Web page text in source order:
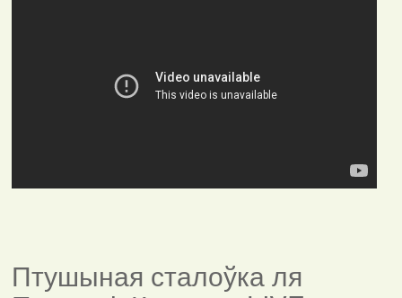
Птушыная сталоўка ля